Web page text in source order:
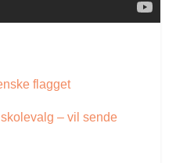
flagget
– vil sende